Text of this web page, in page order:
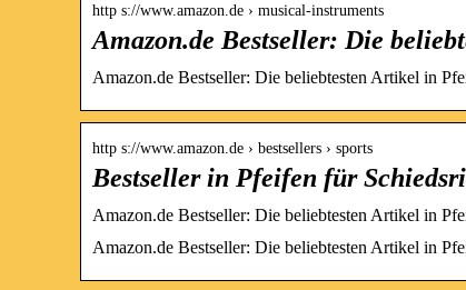
http s://www.amazon.de › musical-instruments
Amazon.de Bestseller: Die
Amazon.de Bestseller: Die beliebtesten Artikel in
http s://www.amazon.de › bestsellers › sports
Bestseller in Pfeifen für
Amazon.de Bestseller: Die beliebtesten Artikel in
Amazon.de Bestseller: Die beliebtesten Artikel in